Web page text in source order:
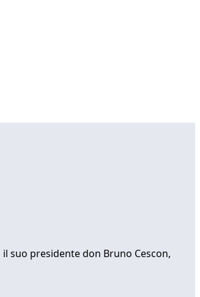
suo presidente don Bruno Cescon,